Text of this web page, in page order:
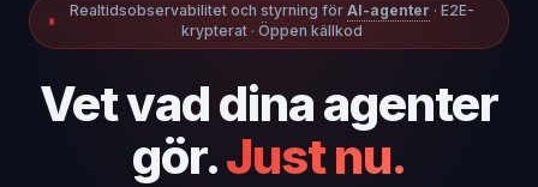
Realtidsobservabilitet och styrning för AI-agenter · E2E-
krypterat · Öppen källkod
Vet vad dina agenter
gör.Just nu.